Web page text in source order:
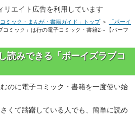
リエイト広告を利用しています
ミック・まんが・書籍ガイド」トップ＞
「ボーイ
コミック」は行の電子コミック・書籍2～【パーフ
読みできる「ボーイズラブコ
のに電子コミック・書籍を一度使い始
くて躊躇している人でも、簡単に読め